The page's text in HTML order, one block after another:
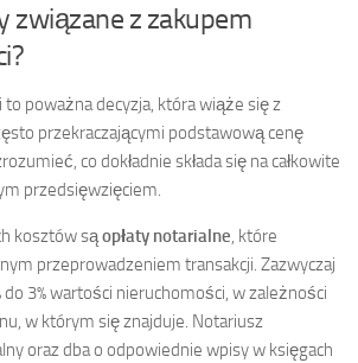
związane z zakupem
poważna decyzja, która wiąże się z
przekraczającymi podstawową cenę
co dokładnie składa się na całkowite
przedsięwzięciem.
kosztów sąopłaty notarialne, które
przeprowadzeniem transakcji. Zazwyczaj
do 3% wartości nieruchomości, w zależności
w którym się znajduje. Notariusz
oraz dba o odpowiednie wpisy w księgach